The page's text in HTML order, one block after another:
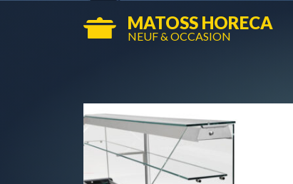
MATOSS HORECA
NEUF & OCCASION